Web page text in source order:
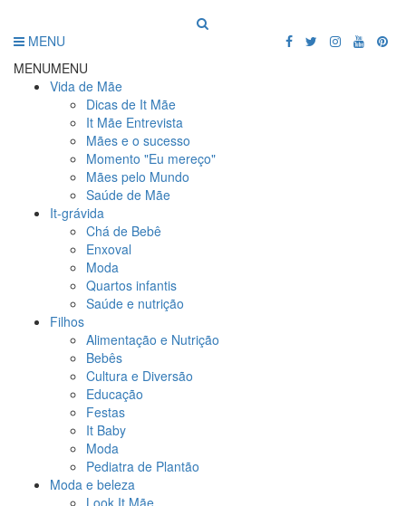
MENU
MENUMENU
Vida de Mãe
Dicas de It Mãe
It Mãe Entrevista
Mães e o sucesso
Momento "Eu mereço"
Mães pelo Mundo
Saúde de Mãe
It-grávida
Chá de Bebê
Enxoval
Moda
Quartos infantis
Saúde e nutrição
Filhos
Alimentação e Nutrição
Bebês
Cultura e Diversão
Educação
Festas
It Baby
Moda
Pediatra de Plantão
Moda e beleza
Look It Mãe